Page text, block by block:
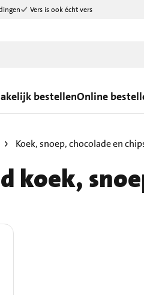
Vers is ook écht vers
bestellenOnline
Koek, snoep, chocolade en
koek,